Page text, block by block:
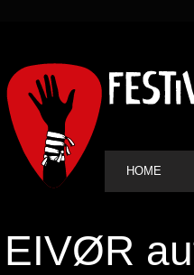
HAUPT-
HOME
EIVØR